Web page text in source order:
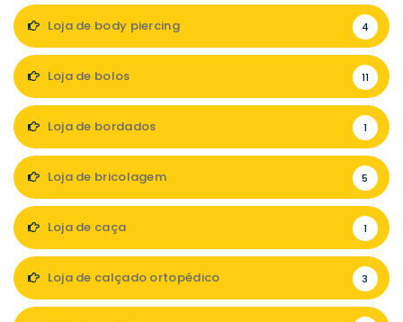
Loja de body piercing 4
Loja de bolos 11
Loja de bordados 1
Loja de bricolagem 5
Loja de caça 1
Loja de calçado ortopédico 3